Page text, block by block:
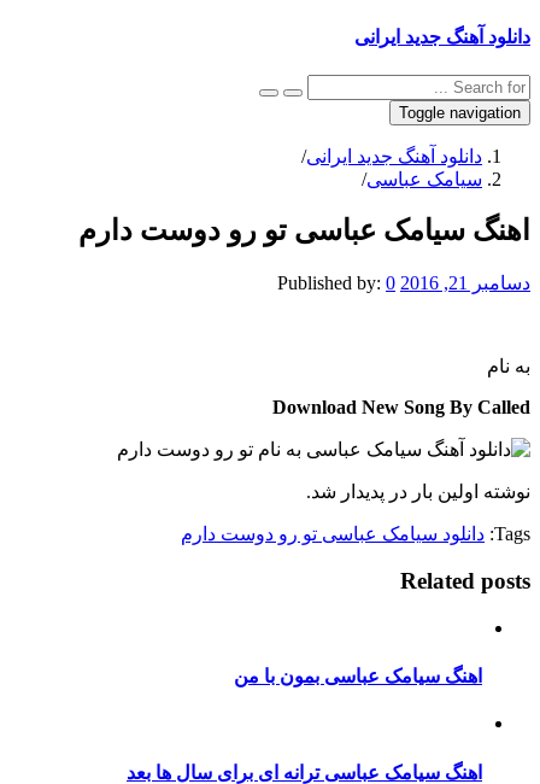
دانلود آهنگ جدید ایرانی
Toggle navigation
دانلود آهنگ جدید ایرانی/
سیامک عباسی/
اهنگ سیامک عباسی تو رو دوست دارم
دسامبر 21, 2016 Published by: 0
به نام
Download New Song By Called
نوشته اولین بار در پدیدار شد.
Tags: دانلود سیامک عباسی تو رو دوست دارم
Related posts
اهنگ سیامک عباسی بمون با من
اهنگ سیامک عباسی ترانه ای برای سال ها بعد